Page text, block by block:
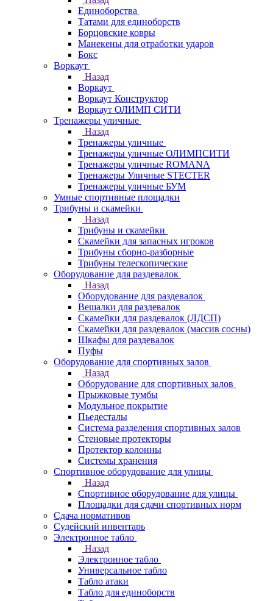
Единоборства
Татами для единоборств
Борцовские ковры
Манекены для отработки ударов
Бокс
Воркаут
Назад
Воркаут
Воркаут Конструктор
Воркаут ОЛИМП СИТИ
Тренажеры уличные
Назад
Тренажеры уличные
Тренажеры уличные ОЛИМПСИТИ
Тренажеры уличные ROMANA
Тренажеры Уличные STECTER
Тренажеры уличные БУМ
Умные спортивные площадки
Трибуны и скамейки
Назад
Трибуны и скамейки
Скамейки для запасных игроков
Трибуны сборно-разборные
Трибуны телескопические
Оборудование для раздевалок
Назад
Оборудование для раздевалок
Вешалки для раздевалок
Скамейки для раздевалок (ЛДСП)
Скамейки для раздевалок (массив сосны)
Шкафы для раздевалок
Пуфы
Оборудование для спортивных залов
Назад
Оборудование для спортивных залов
Прыжковые тумбы
Модульное покрытие
Пьедесталы
Система разделения спортивных залов
Стеновые протекторы
Протектор колонны
Системы хранения
Спортивное оборудование для улицы
Назад
Спортивное оборудование для улицы
Площадки для сдачи спортивных норм
Сдача нормативов
Судейский инвентарь
Электронное табло
Назад
Электронное табло
Универсальное табло
Табло атаки
Табло для единоборств